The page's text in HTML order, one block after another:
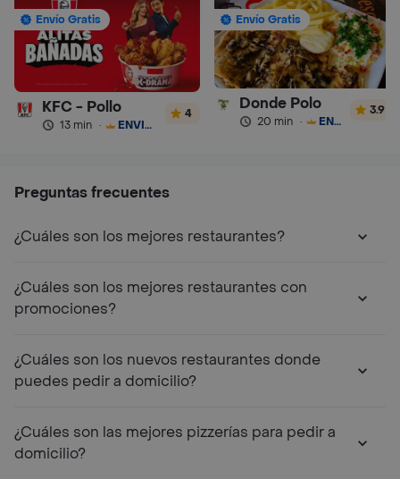
Envío Gratis
KFC - Pollo
13 min · ENVÍO GRATIS
4
Envío Gratis
Donde Polo
20 min · ENVÍO GRATIS
3.9
Preguntas frecuentes
¿Cuáles son los mejores restaurantes?
¿Cuáles son los mejores restaurantes con
promociones?
¿Cuáles son los nuevos restaurantes donde
puedes pedir a domicilio?
¿Cuáles son las mejores pizzerías para pedir a
domicilio?